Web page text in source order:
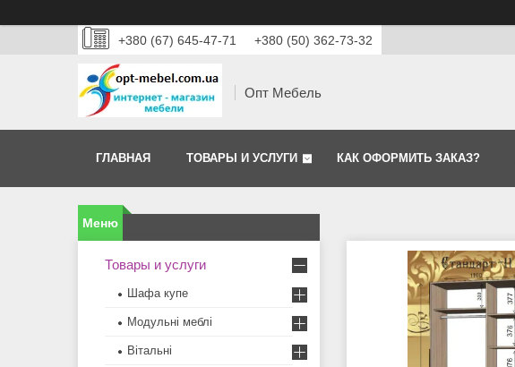
+380 (67) 645-47-71 +380 (50) 362-73-32
Опт Мебель
ГЛАВНАЯ ТОВАРЫ И УСЛУГИ КАК ОФОРМИТЬ ЗАКАЗ?
Товары и услуги
Шафа купе
Модульні меблі
Вітальні